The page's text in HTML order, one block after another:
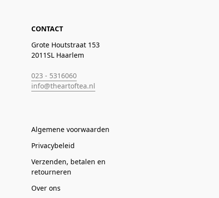
CONTACT
Grote Houtstraat 153
2011SL Haarlem
023 - 5316060
info@theartoftea.nl
Algemene voorwaarden
Privacybeleid
Verzenden, betalen en
retourneren
Over ons